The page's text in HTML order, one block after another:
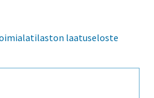
laatuseloste